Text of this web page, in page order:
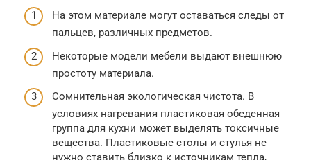
На этом материале могут оставаться следы от
пальцев, различных предметов.
Некоторые модели мебели выдают внешнюю
простоту материала.
Сомнительная экологическая чистота. В
условиях нагревания пластиковая обеденная
группа для кухни может выделять токсичные
вещества. Пластиковые столы и стулья не
нужно ставить близко к источникам тепла,